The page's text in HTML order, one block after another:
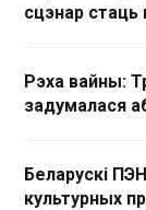
сцэнар стаць
Рэха вайны:
задумалася
Беларускі
культурных